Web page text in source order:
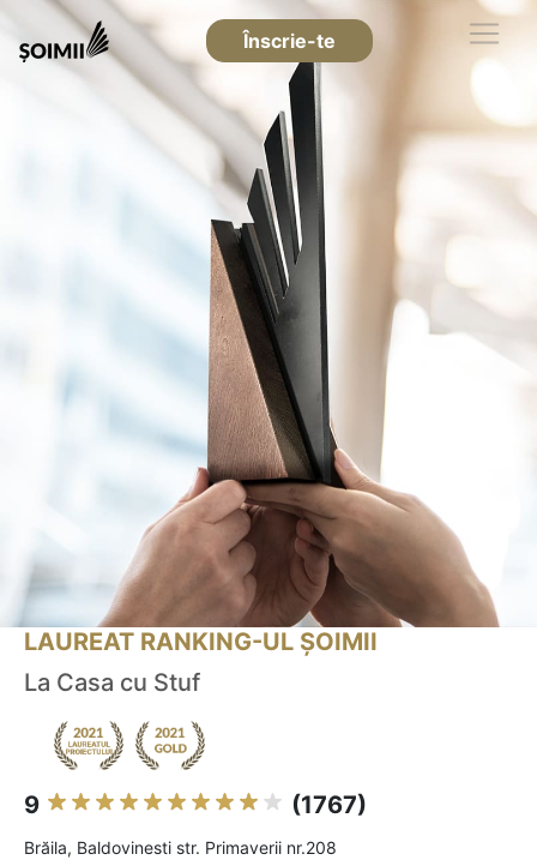
Înscrie-te
LAUREAT RANKING-UL ȘOIMII
La Casa cu Stuf
9 (1767)
Brăila, Baldovinesti str. Primaverii nr.208